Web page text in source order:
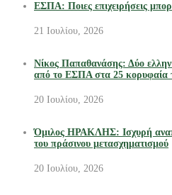
ΕΣΠΑ: Ποιες επιχειρήσεις
21 Ιουλίου, 2026
Νίκος Παπαθανάσης: Δύο
από το ΕΣΠΑ στα 25 κορυφαία
20 Ιουλίου, 2026
Όμιλος ΗΡΑΚΛΗΣ: Ισχυρή
του πράσινου μετασχηματισμού
20 Ιουλίου, 2026